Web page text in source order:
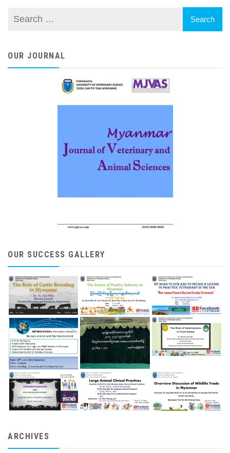
OUR JOURNAL
OUR SUCCESS GALLERY
ARCHIVES